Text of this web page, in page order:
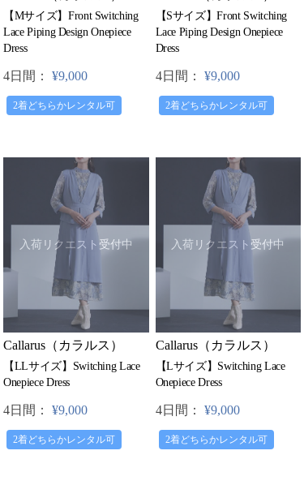
【Mサイズ】Front Switching
Lace Piping Design Onepiece
Dress
4日間： ¥9,000
2着どちらかレンタル可
【Sサイズ】Front Switching
Lace Piping Design Onepiece
Dress
4日間： ¥9,000
2着どちらかレンタル可
入荷リクエスト受付中
Callarus（カラルス）
【LLサイズ】Switching Lace
Onepiece Dress
4日間： ¥9,000
2着どちらかレンタル可
入荷リクエスト受付中
Callarus（カラルス）
【Lサイズ】Switching Lace
Onepiece Dress
4日間： ¥9,000
2着どちらかレンタル可